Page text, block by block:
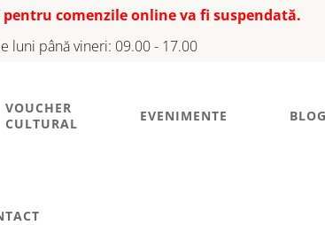
comenzile online va fi suspendată.
luni până vineri: 09.00 - 17.00
VOUCHER
CULTURAL
EVENIMENTE BLOG